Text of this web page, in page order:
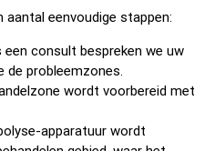
aantal eenvoudige stappen:
een consult bespreken we uw
de probleemzones.
wordt voorbereid met
apparatuur wordt